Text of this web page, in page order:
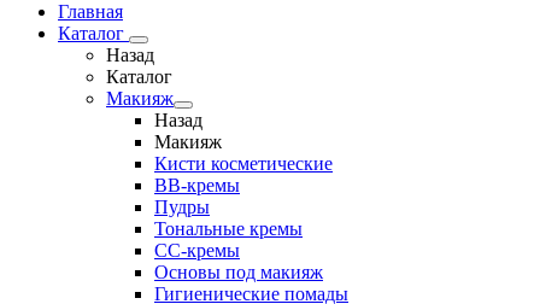
Главная
Каталог
Назад
Каталог
Макияж
Назад
Макияж
Кисти косметические
BB-кремы
Пудры
Тональные кремы
CC-кремы
Основы под макияж
Гигиенические помады